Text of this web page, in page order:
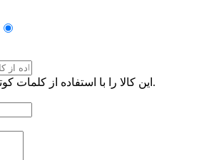
این کالا را با استفاده از کلمات کوتاه و ساده توضیح دهید.